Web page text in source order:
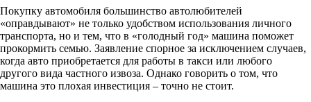
Покупку автомобиля большинство автолюбителей
«оправдывают» не только удобством использования личного
транспорта, но и тем, что в «голодный год» машина поможет
прокормить семью. Заявление спорное за исключением случаев,
когда авто приобретается для работы в такси или любого
другого вида частного извоза. Однако говорить о том, что
машина это плохая инвестиция – точно не стоит.